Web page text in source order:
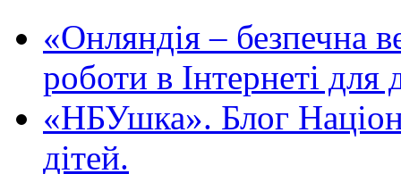
«Oнляндія – безпечна
роботи в Інтернеті для
«НБУшка». Блог
дітей.